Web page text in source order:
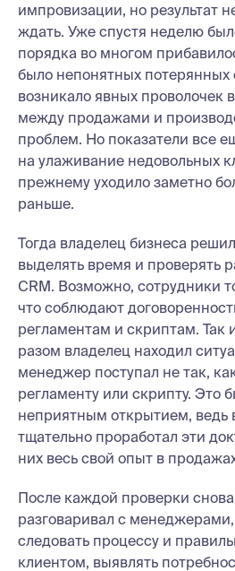
импровизации, но результат
ждать. Уже спустя неделю
порядка во многом
было непонятных потерянных
возникало явных проволочек
между продажами и
проблем. Но показатели все
на улаживание недовольных
прежнему уходило заметно
раньше.
Тогда владелец бизнеса
выделять время и проверять
CRM. Возможно, сотрудники
что соблюдают
регламентам и скриптам. Так
разом владелец находил
менеджер поступал не так,
регламенту или скрипту. Это
неприятным открытием, ведь
тщательно проработал эти
них весь свой опыт в
После каждой проверки
разговаривал с
следовать процессу и
клиентом, выявлять